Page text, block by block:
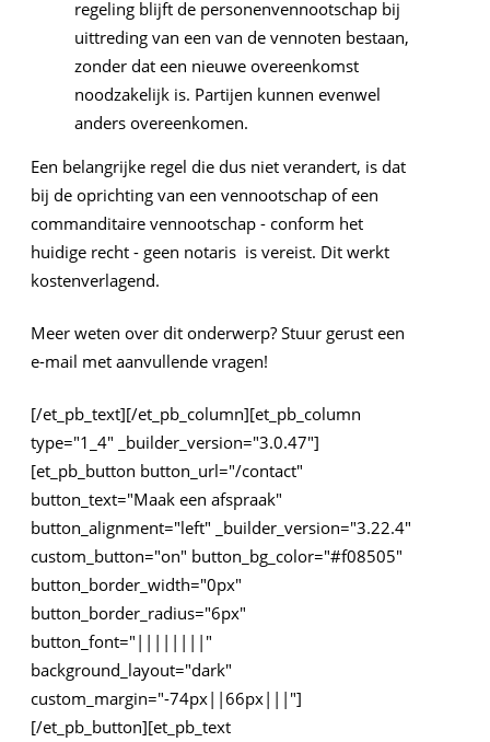
regeling blijft de personenvennootschap bij
uittreding van een van de vennoten bestaan,
zonder dat een nieuwe overeenkomst
noodzakelijk is. Partijen kunnen evenwel
anders overeenkomen.
Een belangrijke regel die dus niet verandert, is dat
bij de oprichting van een vennootschap of een
commanditaire vennootschap - conform het
huidige recht - geen notaris is vereist. Dit werkt
kostenverlagend.
Meer weten over dit onderwerp? Stuur gerust een
e-mail met aanvullende vragen!
[/et_pb_text][/et_pb_column][et_pb_column
type="1_4" _builder_version="3.0.47"]
[et_pb_button button_url="/contact"
button_text="Maak een afspraak"
button_alignment="left" _builder_version="3.22.4"
custom_button="on" button_bg_color="#f08505"
button_border_width="0px"
button_border_radius="6px"
button_font="||||||||"
background_layout="dark"
custom_margin="-74px||66px|||"]
[/et_pb_button][et_pb_text